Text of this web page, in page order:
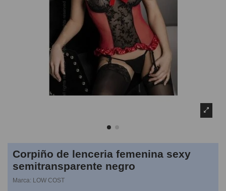
Corpiño de lenceria femenina sexy
semitransparente negro
Marca: LOW COST